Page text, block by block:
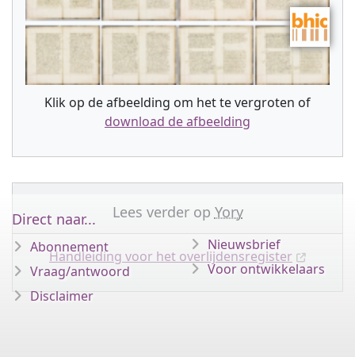
Klik op de afbeelding om het te vergroten of
download de afbeelding
Lees verder op Yory
Handleiding voor het overlijdensregister
Direct naar...
Abonnement
Vraag/antwoord
Disclaimer
Nieuwsbrief
Voor ontwikkelaars